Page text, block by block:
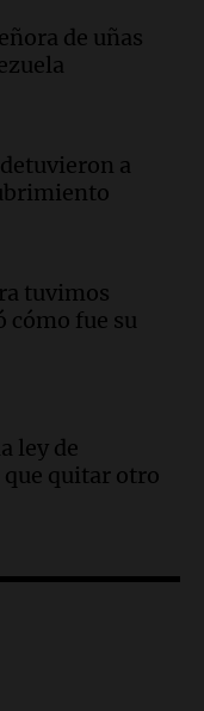
el COVID
caso de
años muere
el COVID
en el Riacho
de uñas
a
tuvimos
cómo fue su
ley de
quitar otro